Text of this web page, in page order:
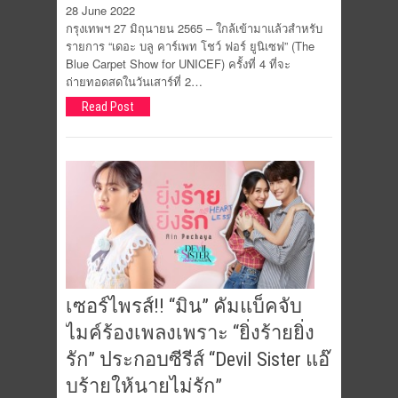
28 June 2022
กรุงเทพฯ 27 มิถุนายน 2565 – ใกล้เข้ามาแล้วสำหรับ
รายการ “เดอะ บลู คาร์เพท โชว์ ฟอร์ ยูนิเซฟ” (The
Blue Carpet Show for UNICEF) ครั้งที่ 4 ที่จะ
ถ่ายทอดสดในวันเสาร์ที่ 2…
Read Post
เซอร์ไพรส์!! “มิน” คัมแบ็คจับ
ไมค์ร้องเพลงเพราะ “ยิ่งร้ายยิ่ง
รัก” ประกอบซีรีส์ “Devil Sister แอ๊
บร้ายให้นายไม่รัก”